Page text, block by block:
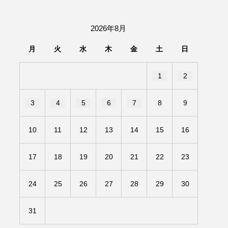
しい絵本 おしえて絵本
かしこいエルゼ
いばしょ
・るみえーる
いでくださいな
2026年8月
月 火 水 木 金 土 日
1 2
3 4 5 6 7 8 9
10 11 12 13 14 15 16
17 18 19 20 21 22 23
24 25 26 27 28 29 30
31